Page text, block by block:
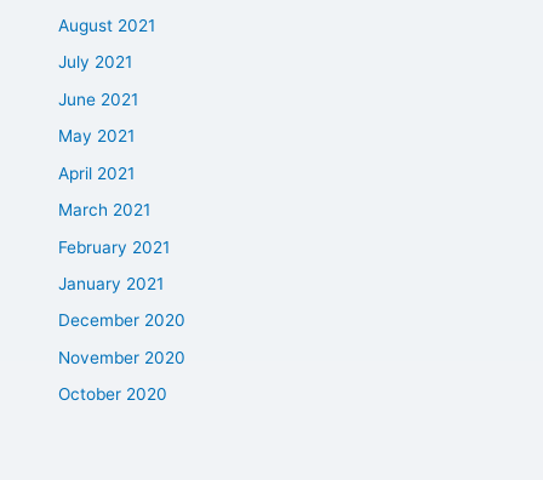
August 2021
July 2021
June 2021
May 2021
April 2021
March 2021
February 2021
January 2021
December 2020
November 2020
October 2020